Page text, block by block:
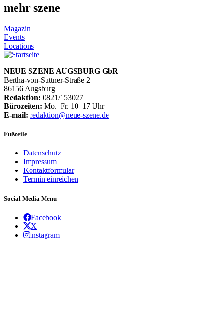
mehr szene
Magazin
Events
Locations
NEUE SZENE AUGSBURG GbR
Bertha-von-Suttner-Straße 2
86156 Augsburg
Redaktion: 0821/153027
Bürozeiten: Mo.–Fr. 10–17 Uhr
E-mail: redaktion@neue-szene.de
Fußzeile
Datenschutz
Impressum
Kontaktformular
Termin einreichen
Social Media Menu
Facebook
X
instagram